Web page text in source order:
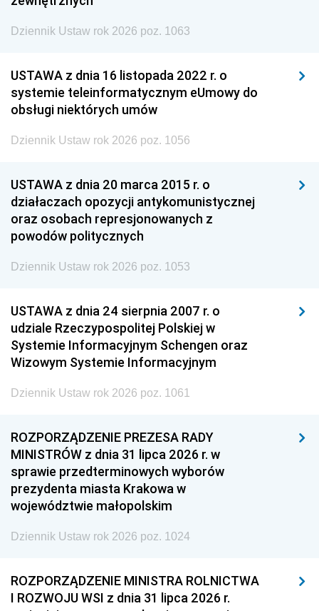
Dziennik Ustaw rok 2026 poz. 1063
USTAWA z dnia 16 listopada 2022 r. o
systemie teleinformatycznym eUmowy do
obsługi niektórych umów
Dziennik Ustaw rok 2026 poz. 1056
USTAWA z dnia 20 marca 2015 r. o
działaczach opozycji antykomunistycznej
oraz osobach represjonowanych z
powodów politycznych
Dziennik Ustaw rok 2026 poz. 1053
USTAWA z dnia 24 sierpnia 2007 r. o
udziale Rzeczypospolitej Polskiej w
Systemie Informacyjnym Schengen oraz
Wizowym Systemie Informacyjnym
Dziennik Ustaw rok 2026 poz. 1061
ROZPORZĄDZENIE PREZESA RADY
MINISTRÓW z dnia 31 lipca 2026 r. w
sprawie przedterminowych wyborów
prezydenta miasta Krakowa w
województwie małopolskim
Dziennik Ustaw rok 2026 poz. 1024
ROZPORZĄDZENIE MINISTRA ROLNICTWA
I ROZWOJU WSI z dnia 31 lipca 2026 r.